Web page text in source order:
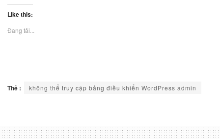
Like this:
Đang tải...
Thẻ : không thể truy cập bảng điều khiển WordPress admin